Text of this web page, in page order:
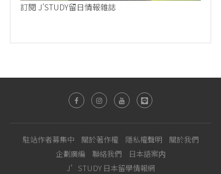
訂閱 J'STUDY留日情報雜誌
駐站作者募集中 關於著作權 隱私權聲明
關於我們
企劃廣編
聯絡我們
日本語案内
J’STUDY 日本留學情報網